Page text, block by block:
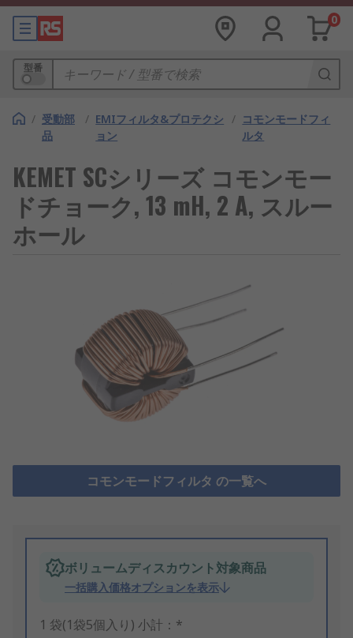
0
型番
/ 受動部
品
/ EMIフィルタ&プロテクシ
ョン
/ コモンモードフィ
ルタ
KEMET SCシリーズ コモンモー
ドチョーク, 13 mH, 2 A, スルー
ホール
コモンモードフィルタ の一覧へ
ボリュームディスカウント対象商品
一括購入価格オプションを表示
1 袋(1袋5個入り) 小計：*